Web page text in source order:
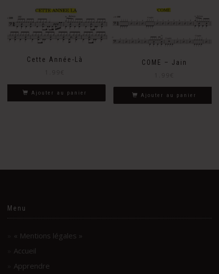
Cette Année-Là
Ajouter au panier
COME – Jain
Ajouter au panier
Menu
« Mentions légales »
Accueil
Apprendre